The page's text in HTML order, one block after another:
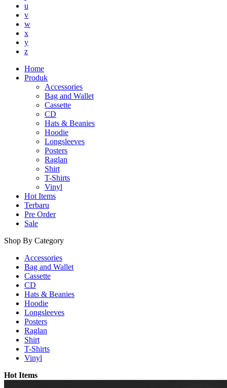
u
v
w
x
y
z
Home
Produk
Accessories
Bag and Wallet
Cassette
CD
Hats & Beanies
Hoodie
Longsleeves
Posters
Raglan
Shirt
T-Shirts
Vinyl
Hot Items
Terbaru
Pre Order
Sale
Shop By Category
Accessories
Bag and Wallet
Cassette
CD
Hats & Beanies
Hoodie
Longsleeves
Posters
Raglan
Shirt
T-Shirts
Vinyl
Hot Items